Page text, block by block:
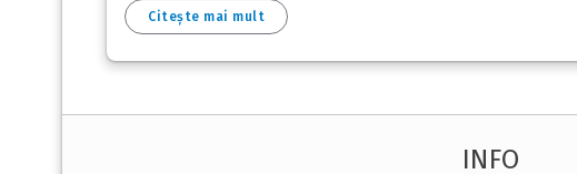
Citește mai mult
INFO